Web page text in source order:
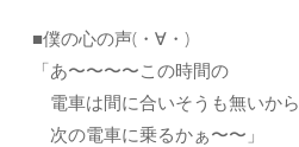
■僕の心の声(・∀・)
「あ〜〜〜〜この時間の
電車は間に合いそうも無いから
次の電車に乗るかぁ〜〜」